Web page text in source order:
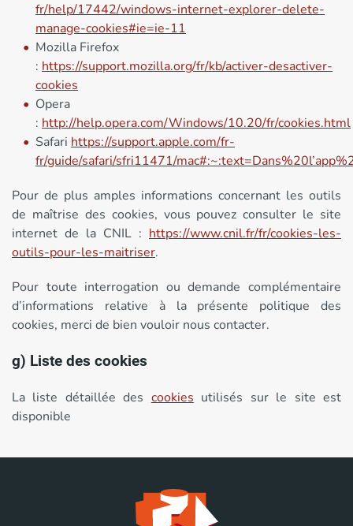
fr/help/17442/windows-internet-explorer-delete-
manage-cookies#ie=ie-11
Mozilla Firefox
: https://support.mozilla.org/fr/kb/activer-desactiver-
cookies
Opera
: http://help.opera.com/Windows/10.20/fr/cookies.html
Safari https://support.apple.com/fr-
fr/guide/safari/sfri11471/
Pour de plus amples informations concernant les outils
de maîtrise des cookies, vous pouvez consulter le site
internet de la CNIL : https://www.cnil.fr/fr/cookies-les-
outils-pour-les-maitriser.
Pour toute interrogation ou demande complémentaire
d’informations relative à la présente politique des
cookies, merci de bien vouloir nous contacter.
g) Liste des cookies
La liste détaillée des cookies utilisés sur le site est
disponible